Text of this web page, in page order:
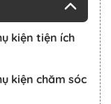
kiện tiện ích
kiện chăm sóc